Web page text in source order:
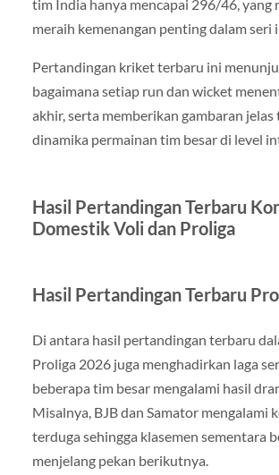
tim India hanya mencapai 296/46, yang
meraih kemenangan penting dalam seri
Pertandingan kriket terbaru ini
bagaimana setiap run dan wicket
akhir, serta memberikan gambaran jelas
dinamika permainan tim besar di level
Hasil Pertandingan Terbaru
Domestik Voli dan Proliga
Hasil Pertandingan Terbaru
Di antara hasil pertandingan terbaru
Proliga 2026 juga menghadirkan laga
beberapa tim besar mengalami hasil
Misalnya, BJB dan Samator mengalami
terduga sehingga klasemen sementara
menjelang pekan berikutnya.